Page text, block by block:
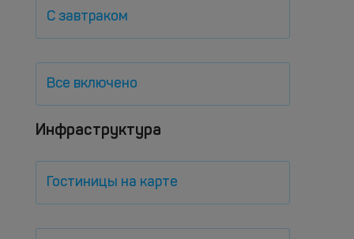
С завтраком
Все включено
Инфраструктура
Гостиницы на карте